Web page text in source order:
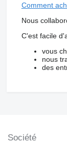
Comment
Nous
C'est facile
vous
nous
des
Société